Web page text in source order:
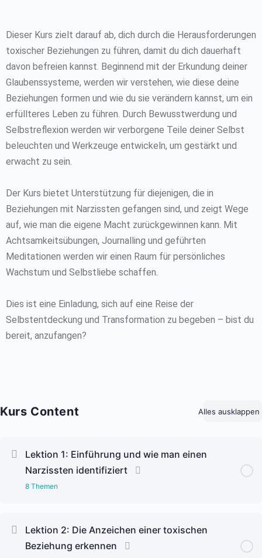
Dieser Kurs zielt darauf ab, dich durch die Herausforderungen
toxischer Beziehungen zu führen, damit du dich dauerhaft
davon befreien kannst. Beginnend mit der Erkundung deiner
Glaubenssysteme, werden wir verstehen, wie diese deine
Beziehungen formen und wie du sie verändern kannst, um ein
erfüllteres Leben zu führen. Durch Bewusstwerdung und
Selbstreflexion werden wir verborgene Teile deiner Selbst
beleuchten und Werkzeuge entwickeln, um gestärkt und
erwacht zu sein.
Der Kurs bietet Unterstützung für diejenigen, die in
Beziehungen mit Narzissten gefangen sind, und zeigt Wege
auf, wie man die eigene Macht zurückgewinnen kann. Mit
Achtsamkeitsübungen, Journalling und geführten
Meditationen werden wir einen Raum für persönliches
Wachstum und Selbstliebe schaffen.
Dies ist eine Einladung, sich auf eine Reise der
Selbstentdeckung und Transformation zu begeben – bist du
bereit, anzufangen?
Kurs Content Alles ausklappen
Lektion 1: Einführung und wie man einen
Narzissten identifiziert
8 Themen
0% Complete 0/8 Steps
Lektion 2: Die Anzeichen einer toxischen
Beziehung erkennen